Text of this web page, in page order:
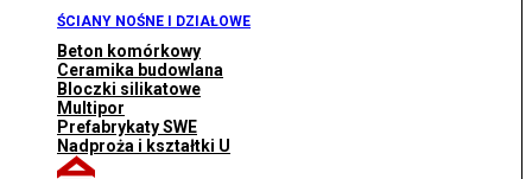
ŚCIANY NOŚNE I DZIAŁOWE
Beton komórkowy
Ceramika budowlana
Bloczki silikatowe
Multipor
Prefabrykaty SWE
Nadproża i kształtki U